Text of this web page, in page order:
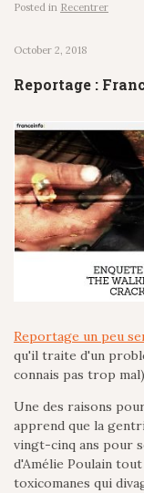
Posted in Recentrer
October 2, 2018
Reportage :
Reportage un peu
qu'il traite d'un
connais pas trop
Une des raisons
apprend que la
vingt-cinq ans pour
d'Amélie Poulain
toxicomanes qui